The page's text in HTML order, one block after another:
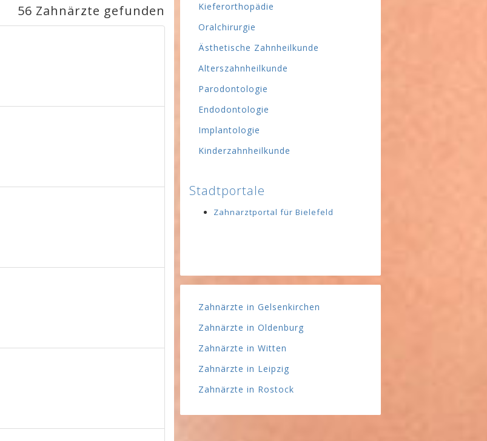
56 Zahnärzte gefunden
Kieferorthopädie
Oralchirurgie
Ästhetische Zahnheilkunde
Alterszahnheilkunde
Parodontologie
Endodontologie
Implantologie
Kinderzahnheilkunde
Stadtportale
Zahnarztportal für Bielefeld
Zahnärzte in Gelsenkirchen
Zahnärzte in Oldenburg
Zahnärzte in Witten
Zahnärzte in Leipzig
Zahnärzte in Rostock